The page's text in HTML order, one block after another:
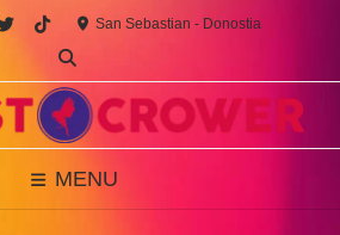
San Sebastian - Donostia
MENU